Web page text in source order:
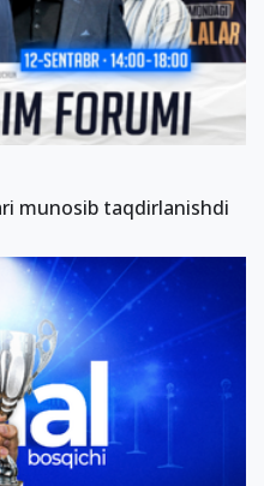
munosib taqdirlanishdi